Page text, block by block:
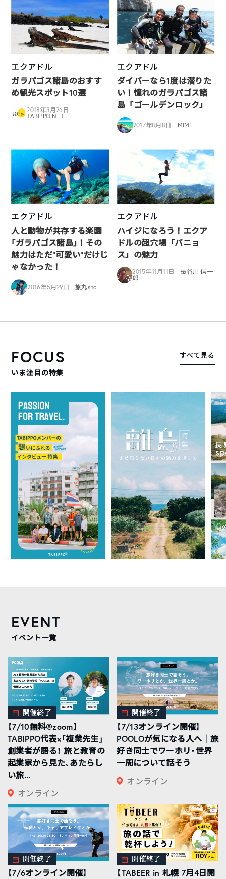
エクアドル
ガラパゴス諸島のおすす
め観光スポット10選
2018年3月26日
TABIPPO.NET
エクアドル
ダイバーなら1度は潜りた
い！憧れのガラパゴス諸
島「ゴールデンロック」
2017年8月8日 MIMI
エクアドル
人と動物が共存する楽園
｢ガラパゴス諸島｣！その
魅力はただ“可愛い”だけじ
ゃなかった！
2016年5月29日 旅丸sho
エクアドル
ハイジになろう！エクア
ドルの超穴場「バニョ
ス」の魅力
2015年11月11日
長谷川 信一
郎
FOCUS
いま注目の特集
すべて見る
EVENT
イベント一覧
開催終了
【7/10無料@zoom】
TABIPPO代表×「複業先生」
創業者が語る！ 旅と教育の
起業家から見た、あたらし
い旅...
オンライン
開催終了
【7/13オンライン開催】
POOLOが気になる人へ｜旅
好き同士でワーホリ・世界
一周について話そう
オンライン
開催終了
【7/6オンライン開催】
開催終了
【TABEER in 札幌 7月4日開